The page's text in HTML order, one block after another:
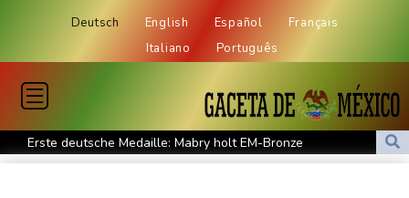
Deutsch English Español
Français
Italiano
Português
Erste deutsche Medaille: Mabry holt EM-Bronze
Mehr als 70 Prozent Englands von Dürre betroffen